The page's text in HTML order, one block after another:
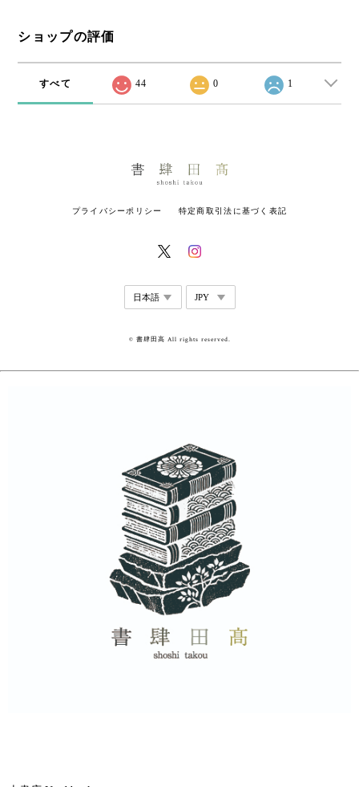
ショップの評価
すべて 44 0 1
プライバシーポリシー 特定商取引法に基づく表記
© 書肆田高 All rights reserved.